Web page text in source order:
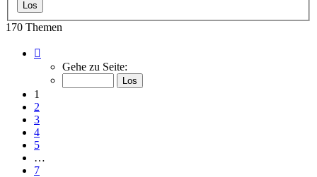
170 Themen
von
Gehe zu Seite:
1
2
3
4
5
…
7